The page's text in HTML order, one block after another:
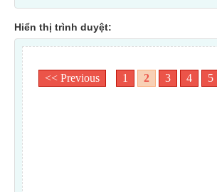
Hiển thị trình duyệt: